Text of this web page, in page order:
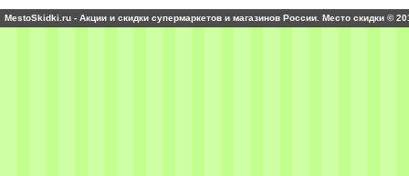
MestoSkidki.ru - Акции и скидки супермаркетов и магазинов России. Место скидки ©